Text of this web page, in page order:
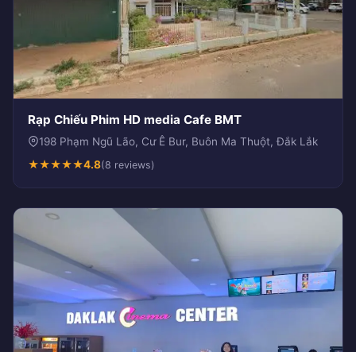
Rạp Chiếu Phim HD media Cafe BMT
198 Phạm Ngũ Lão, Cư Ê Bur, Buôn Ma Thuột, Đắk Lắk
★★★★★4.8(8 reviews)